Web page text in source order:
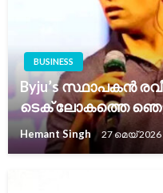
BUSINESS
Byju’s സ്ഥാപകൻ
ടെക് ലോകത്തെ
Hemant Singh 27 മെയ്‌ 2026